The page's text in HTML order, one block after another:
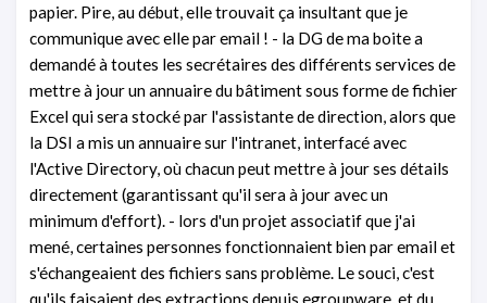
papier. Pire, au début, elle trouvait ça insultant que je
communique avec elle par email ! - la DG de ma boite a
demandé à toutes les secrétaires des différents services de
mettre à jour un annuaire du bâtiment sous forme de fichier
Excel qui sera stocké par l'assistante de direction, alors que
la DSI a mis un annuaire sur l'intranet, interfacé avec
l'Active Directory, où chacun peut mettre à jour ses détails
directement (garantissant qu'il sera à jour avec un
minimum d'effort). - lors d'un projet associatif que j'ai
mené, certaines personnes fonctionnaient bien par email et
s'échangeaient des fichiers sans problème. Le souci, c'est
qu'ils faisaient des extractions depuis egroupware, et du